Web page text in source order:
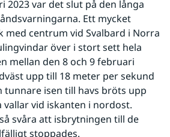
2023 var det slut på den långa
Ett mycket
centrum vid Svalbard i Norra
över i stort sett hela
mellan den 8 och 9 februari
upp till 18 meter per sekund
tunnare isen till havs bröts upp
vid iskanten i nordost.
svåra att isbrytningen till de
stoppades.